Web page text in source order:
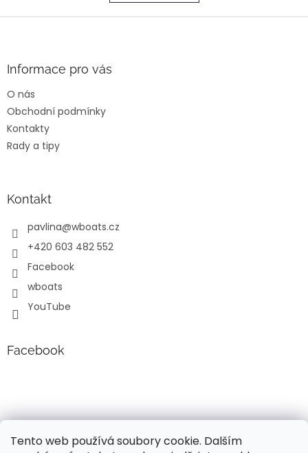
Tento web používá soubory cookie. Dalším
Informace pro vás
O nás
Obchodní podmínky
Kontakty
Rady a tipy
Kontakt
pavlina@wboats.cz
+420 603 482 552
Facebook
wboats
YouTube
Facebook